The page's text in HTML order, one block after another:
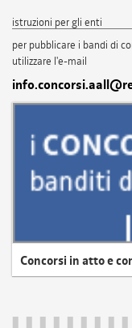
istruzioni per gli enti
per pubblicare i bandi di
utilizzare l'e-mail
Concorsi in atto e